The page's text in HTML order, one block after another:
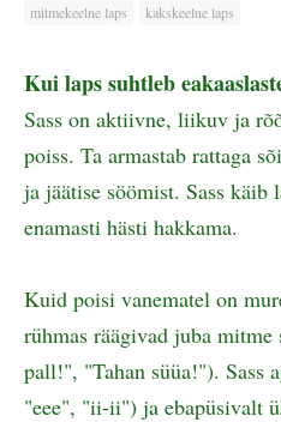
mitmekeelne laps
kakskeelne laps
Kui laps suhtleb
Sass on aktiivne, liikuv ja
poiss. Ta armastab rattaga
ja jäätise söömist. Sass käib
enamasti hästi hakkama.
Kuid poisi vanematel on
rühmas räägivad juba
pall!", "Tahan süüa!"). Sass
"eee", "ii-ii") ja ebapüsivalt